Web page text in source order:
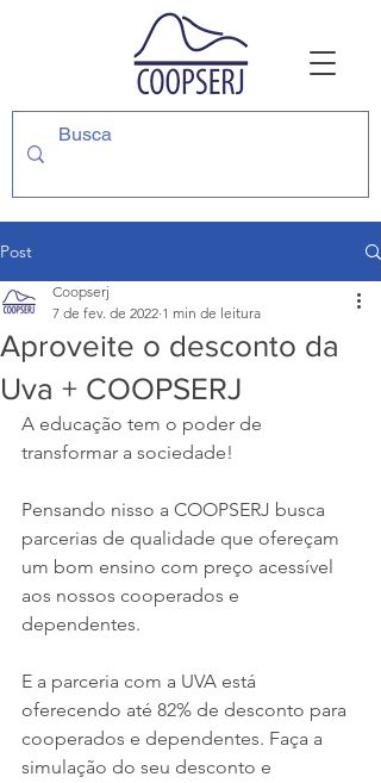
Post
Aproveite o desconto da
Uva + COOPSERJ
Coopserj
7 de fev. de 2022 1 min de leitura
A educação tem o poder de
transformar a sociedade!
Pensando nisso a COOPSERJ busca
parcerias de qualidade que ofereçam
um bom ensino com preço acessível
aos nossos cooperados e
dependentes.
E a parceria com a UVA está
oferecendo até 82% de desconto para
cooperados e dependentes. Faça a
simulação do seu desconto e